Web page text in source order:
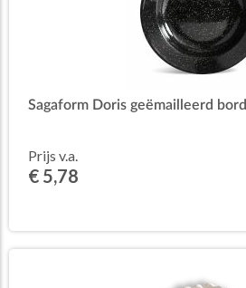
Sagaform Doris geëmailleerd bord
Prijs v.a.
€ 5,78